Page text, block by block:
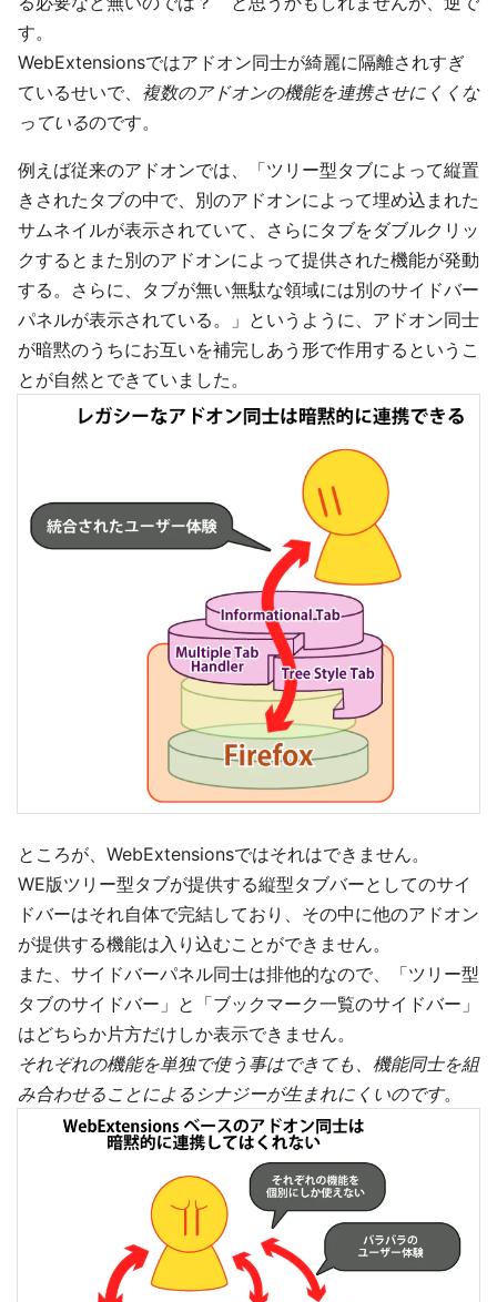
す。
WebExtensionsではアドオン同士が綺麗に隔離されすぎ
ているせいで、 複数のアドオンの機能を連携させにくくな
っているのです。
例えば従来のアドオンでは、「ツリー型タブによって縦置
きされたタブの中で、別のアドオンによって埋め込まれた
サムネイルが表示されていて、さらにタブをダブルクリッ
クするとまた別のアドオンによって提供された機能が発動
する。さらに、タブが無い無駄な領域には別のサイドバー
パネルが表示されている。」というように、アドオン同士
が暗黙のうちにお互いを補完しあう形で作用するというこ
とが自然とできていました。
ところが、WebExtensionsではそれはできません。
WE版ツリー型タブが提供する縦型タブバーとしてのサイ
ドバーはそれ自体で完結しており、その中に他のアドオン
が提供する機能は入り込むことができません。
また、サイドバーパネル同士は排他的なので、「ツリー型
タブのサイドバー」と「ブックマーク一覧のサイドバー」
はどちらか片方だけしか表示できません。
それぞれの機能を単独で使う事はできても、機能同士を組
み合わせることによるシナジーが生まれにくいのです。